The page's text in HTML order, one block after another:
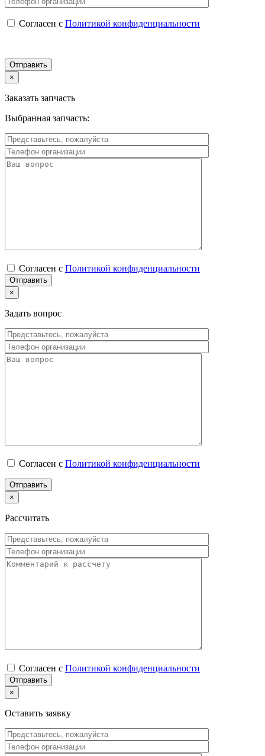
Согласен с Политикой конфиденциальности
×
Заказать запчасть
Выбранная запчасть:
Согласен с Политикой конфиденциальности
×
Задать вопрос
Согласен с Политикой конфиденциальности
×
Рассчитать
Согласен с Политикой конфиденциальности
×
Оставить заявку